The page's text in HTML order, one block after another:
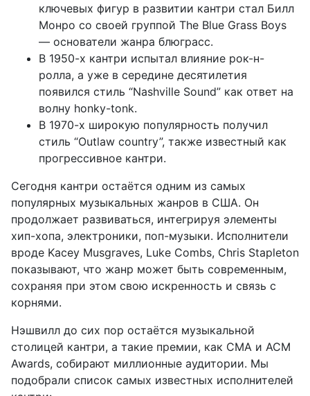
ключевых фигур в развитии кантри стал Билл
Монро со своей группой The Blue Grass Boys
— основатели жанра блюграсс.
В 1950-х кантри испытал влияние рок-н-
ролла, а уже в середине десятилетия
появился стиль “Nashville Sound” как ответ на
волну honky-tonk.
В 1970-х широкую популярность получил
стиль “Outlaw country”, также известный как
прогрессивное кантри.
Сегодня кантри остаётся одним из самых
популярных музыкальных жанров в США. Он
продолжает развиваться, интегрируя элементы
хип-хопа, электроники, поп-музыки. Исполнители
вроде Kacey Musgraves, Luke Combs, Chris Stapleton
показывают, что жанр может быть современным,
сохраняя при этом свою искренность и связь с
корнями.
Нэшвилл до сих пор остаётся музыкальной
столицей кантри, а такие премии, как CMA и ACM
Awards, собирают миллионные аудитории. Мы
подобрали список самых известных исполнителей